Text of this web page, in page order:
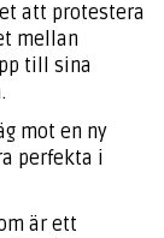
att protestera
mellan
till sina
mot en ny
perfekta i
är ett